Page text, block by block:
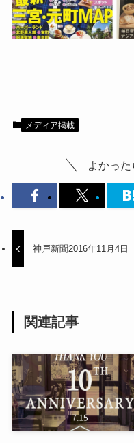
メディア掲載
よかった
神戸新聞2016年11月4日
関連記事